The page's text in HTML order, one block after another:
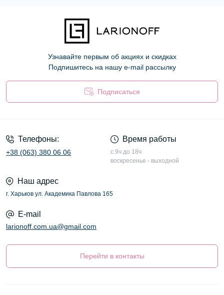
Узнавайте первым об акциях и скидках
Подпишитесь на нашу e-mail рассылку
Подписаться
Телефоны:
+38 (063) 380 06 06
Время работы
с 9ч до 18ч
воскресенье - выходной
Наш адрес
г. Харьков ул. Академика Павлова 165
E-mail
larionoff.com.ua@gmail.com
Перейти в контакты